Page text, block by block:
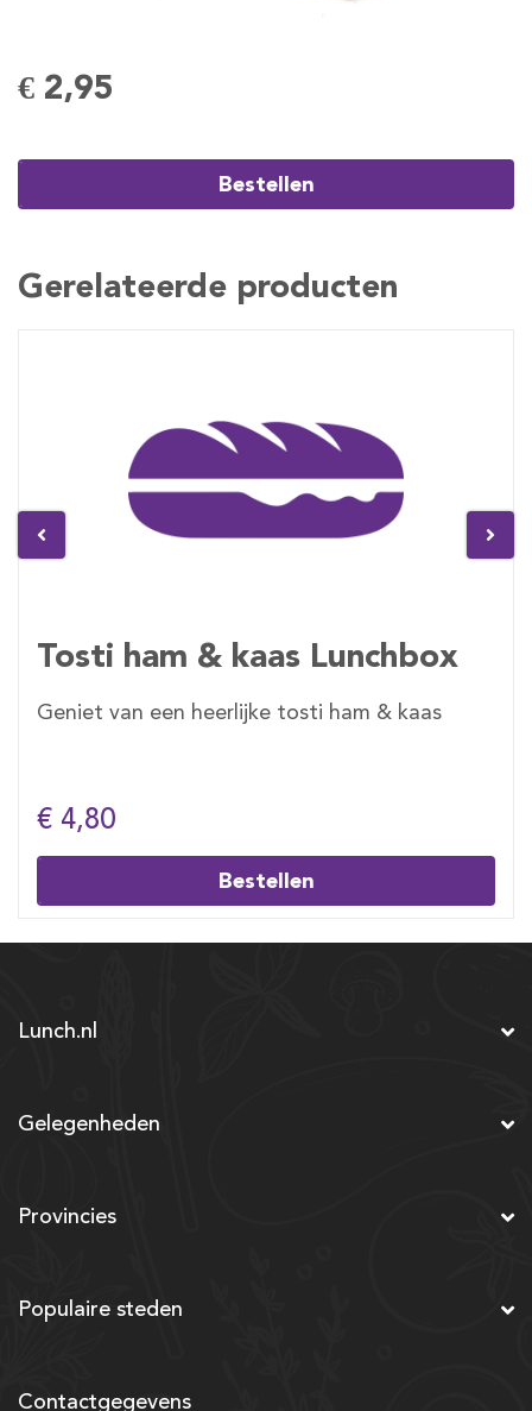
€ 2,95
Bestellen
Gerelateerde producten
Tosti ham & kaas Lunchbox
Geniet van een heerlijke tosti ham & kaas
€ 4,80
Bestellen
Lunch.nl
Gelegenheden
Provincies
Populaire steden
Contactgegevens